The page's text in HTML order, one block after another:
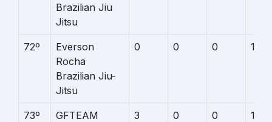
Brazilian Jiu
Jitsu
72º
Everson
Rocha
Brazilian Jiu-
Jitsu
0 0 0 15
73º
GFTEAM
3 0 0 12